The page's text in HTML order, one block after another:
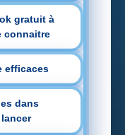
gratuit à
connaitre
efficaces
dans